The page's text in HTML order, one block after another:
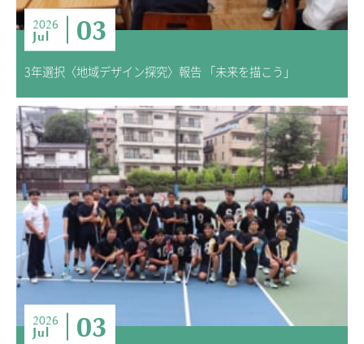
2026
Jul 03
3年選択〈地域デザイン探究〉報告 「未来を描こう」
2026
Jul 03